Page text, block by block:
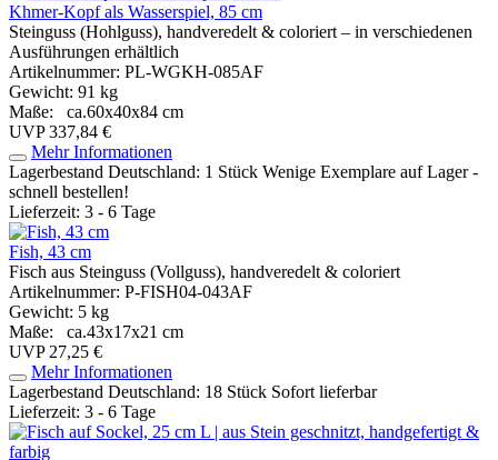
Khmer-Kopf als Wasserspiel, 85 cm
Steinguss (Hohlguss), handveredelt & coloriert – in verschiedenen
Ausführungen erhältlich
Artikelnummer: PL-WGKH-085AF
Gewicht: 91 kg
Maße: ca.60x40x84 cm
UVP 337,84 €
Mehr Informationen
Lagerbestand Deutschland: 1 Stück Wenige Exemplare auf Lager -
schnell bestellen!
Lieferzeit: 3 - 6 Tage
Fish, 43 cm
Fisch aus Steinguss (Vollguss), handveredelt & coloriert
Artikelnummer: P-FISH04-043AF
Gewicht: 5 kg
Maße: ca.43x17x21 cm
UVP 27,25 €
Mehr Informationen
Lagerbestand Deutschland: 18 Stück Sofort lieferbar
Lieferzeit: 3 - 6 Tage